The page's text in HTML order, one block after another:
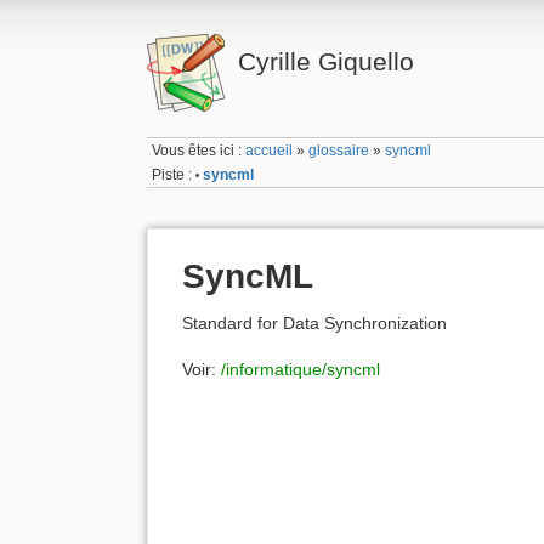
Cyrille Giquello
Vous êtes ici :accueil »glossaire »syncml
Piste : • syncml
SyncML
Standard for Data Synchronization
Voir: /informatique/syncml